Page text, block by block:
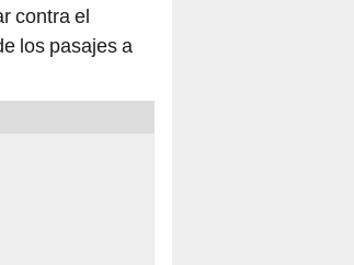
contra el
los pasajes a